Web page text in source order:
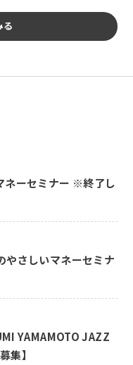
る
マネーセミナー ※終了し
やさしいマネーセミナ
YAMAMOTO JAZZ
集】